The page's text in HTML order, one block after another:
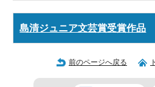
島清ジュニア文芸賞受賞作品
前のページへ戻る